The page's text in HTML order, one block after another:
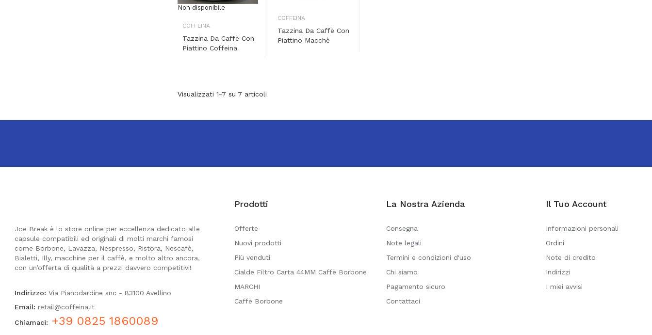
Non disponibile
COFFEINA
Tazzina Da Caffè Con
Piattino Coffeina
COFFEINA
Tazzina Da Caffè Con
Piattino Macchè
Visualizzati 1-7 su 7 articoli
Joe Break è lo store online per eccellenza dedicato alle
capsule compatibili ed originali di molti marchi famosi
come Borbone, Lavazza, Nespresso, Ristora, Nescafè,
Bialetti, Illy, macchine per il caffè, e molto altro ancora,
con un’offerta di qualità a prezzi davvero competitivi!
Indirizzo: Via Pianodardine snc - 83100 Avellino
Email: retail@coffeina.it
Chiamaci:
+39 0825 1860089
Prodotti
Offerte
Nuovi prodotti
Più venduti
Cialde Filtro Carta 44MM Caffè Borbone
MARCHI
Caffè Borbone
La Nostra Azienda
Consegna
Note legali
Termini e condizioni d'uso
Chi siamo
Pagamento sicuro
Contattaci
Il Tuo Account
Informazioni personali
Ordini
Note di credito
Indirizzi
I miei avvisi